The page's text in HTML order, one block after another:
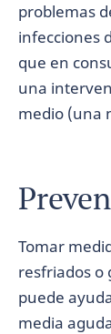
problemas
infecciones
que en
una
medio (una
Tomar
resfriados o
puede
media